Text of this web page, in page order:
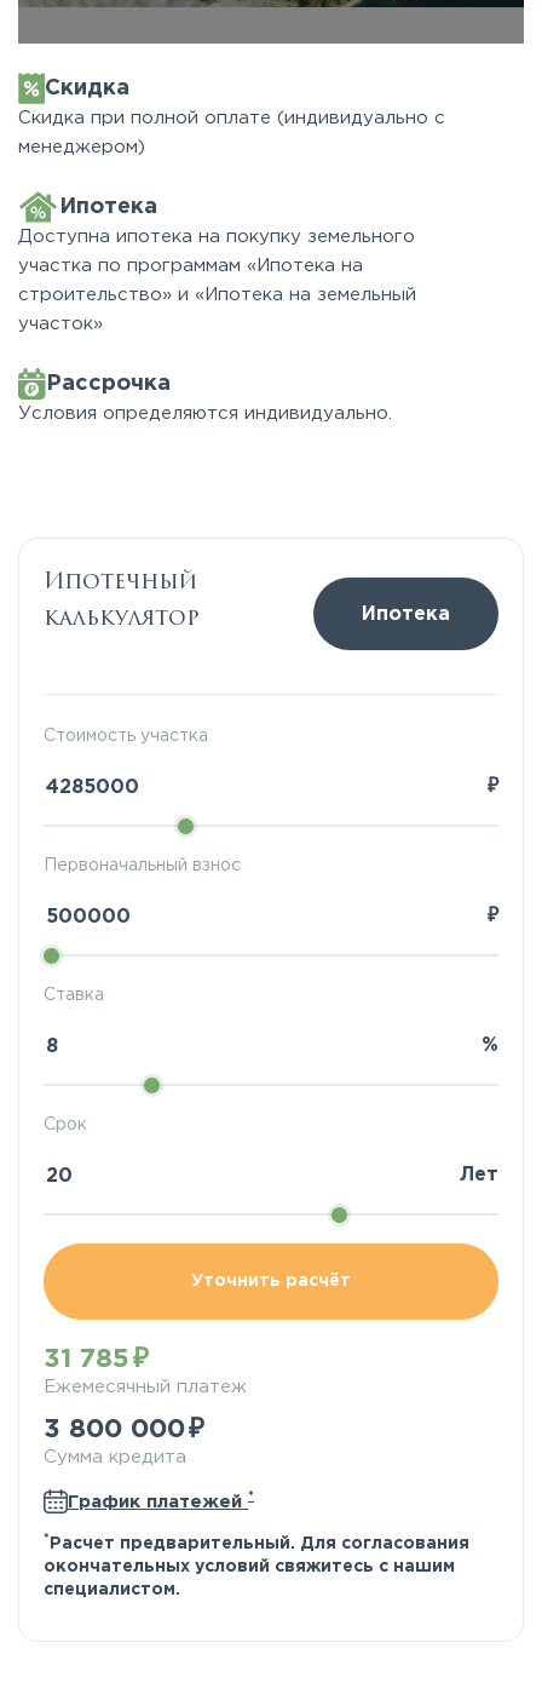
Скидка
Скидка при полной оплате (индивидуально с
менеджером)
Ипотека
Доступна ипотека на покупку земельного
участка по программам «Ипотека на
строительство» и «Ипотека на земельный
участок»
Рассрочка
Условия определяются индивидуально.
Ипотечный
калькулятор
Ипотека
Стоимость участка
₽
Ставка
%
Первоначальный взнос
₽
Срок
Лет
Уточнить расчёт
31 785
Ежемесячный платеж
3 800 000
Сумма кредита
График платежей *
* Расчет предварительный. Для согласования
окончательных условий свяжитесь с нашим
специалистом.